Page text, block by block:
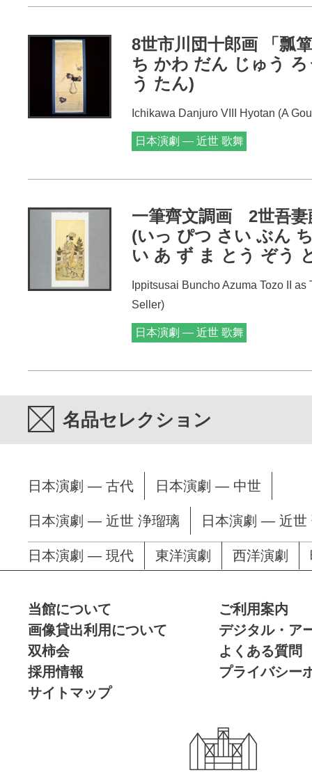
8世市川団十郎画 「瓢
ち かわ だん じゅう
う たん)
Ichikawa Danjuro VIII Hyotan (A
日本演劇 — 近世 歌舞
一筆齊文調画 2世吾妻
(いっ ぴつ さい ぶん
い あ ず ま とう ぞう
Ippitsusai Buncho Azuma Tozo II as
Seller)
日本演劇 — 近世 歌舞
名品セレクション
日本演劇 — 古代 日本演劇 — 中世
日本演劇 — 近世 浄瑠璃 日本演劇 — 近世
日本演劇 — 現代 東洋演劇 西洋演劇
当館について
ご利用案内
画像貸出利用について
デジタル・ア
双柿会
よくある質問
採用情報
プライバシー
サイトマップ